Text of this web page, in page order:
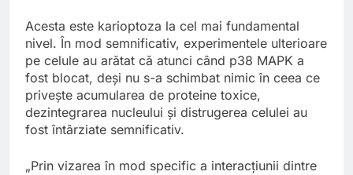
Acesta este karioptoza la cel mai fundamental
nivel. În mod semnificativ, experimentele ulterioare
pe celule au arătat că atunci când p38 MAPK a
fost blocat, deși nu s-a schimbat nimic în ceea ce
privește acumularea de proteine toxice,
dezintegrarea nucleului și distrugerea celulei au
fost întârziate semnificativ.
„Prin vizarea în mod specific a interacțiunii dintre